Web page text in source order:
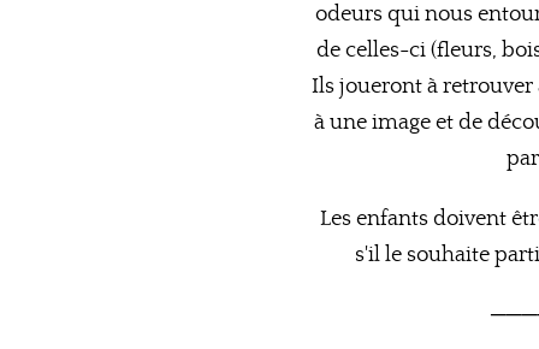
odeurs qui nous
de celles-ci (fleurs,
Ils joueront à retrouver
à une image et de
Les enfants doivent
s'il le souhaite